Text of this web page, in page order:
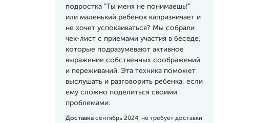
подростка "Ты меня не понимаешь!"
или маленький ребенок капризничает и
не хочет успокаиваться? Мы собрали
чек-лист с приемами участия в беседе,
которые подразумевают активное
выражение собственных соображений
и переживаний. Эта техника поможет
выслушать и разговорить ребенка, если
ему сложно поделиться своими
проблемами.
Доставка сентябрь 2024, не требует доставки